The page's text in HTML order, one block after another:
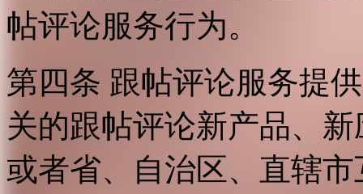
帖评论服务行为。
第四条 跟帖评论服务提
关的跟帖评论新产品、
或者省、自治区、直辖